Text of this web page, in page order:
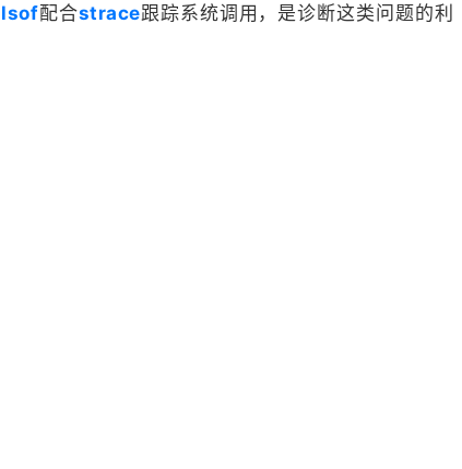
lsof配合strace跟踪系统调用，是诊断这类问题的利